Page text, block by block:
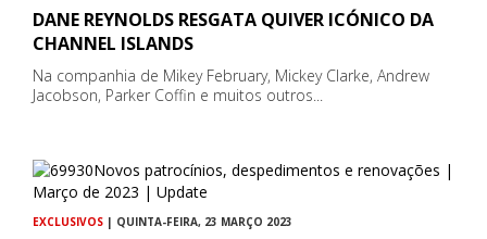
DANE REYNOLDS RESGATA QUIVER ICÓNICO DA
CHANNEL ISLANDS
Na companhia de Mikey February, Mickey Clarke, Andrew
Jacobson, Parker Coffin e muitos outros...
EXCLUSIVOS | QUINTA-FEIRA, 23 MARÇO 2023